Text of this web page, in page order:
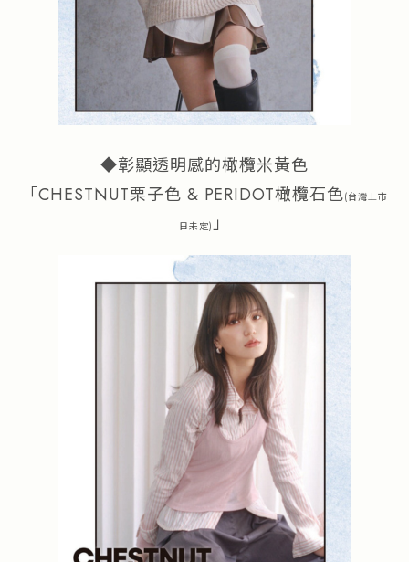
◆彰顯透明感的橄欖米黃色
「CHESTNUT栗子色 & PERIDOT橄欖石色(台灣上市
日未定)」